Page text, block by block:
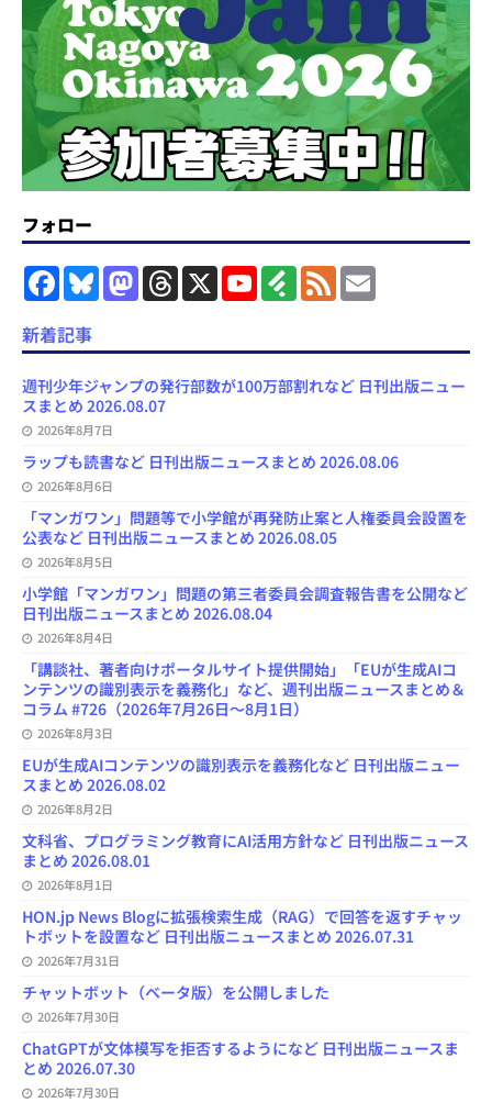
フォロー
F
a
e
b
o
k
B
s
y
M
a
o
o
n
T
h
a
s
X
Y
o
u
e
C
n
F
e
l
F
e
l
新着記事
週刊少年ジャンプの発行部数が100万部割れなど 日刊出版ニュー
スまとめ 2026.08.07
2026年8月7日
ラップも読書など 日刊出版ニュースまとめ 2026.08.06
2026年8月6日
「マンガワン」問題等で小学館が再発防止案と人権委員会設置を
公表など 日刊出版ニュースまとめ 2026.08.05
2026年8月5日
小学館「マンガワン」問題の第三者委員会調査報告書を公開など
日刊出版ニュースまとめ 2026.08.04
2026年8月4日
「講談社、著者向けポータルサイト提供開始」「EUが生成AIコ
ンテンツの識別表示を義務化」など、週刊出版ニュースまとめ＆
コラム #726（2026年7月26日～8月1日）
2026年8月3日
EUが生成AIコンテンツの識別表示を義務化など 日刊出版ニュー
スまとめ 2026.08.02
2026年8月2日
文科省、プログラミング教育にAI活用方針など 日刊出版ニュース
まとめ 2026.08.01
2026年8月1日
HON.jp News Blogに拡張検索生成（RAG）で回答を返すチャッ
トボットを設置など 日刊出版ニュースまとめ 2026.07.31
2026年7月31日
チャットボット（ベータ版）を公開しました
2026年7月30日
ChatGPTが文体模写を拒否するようになど 日刊出版ニュースま
とめ 2026.07.30
2026年7月30日